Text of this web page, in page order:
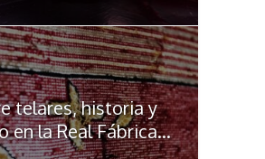
telares, historia y
en la Real Fábrica...